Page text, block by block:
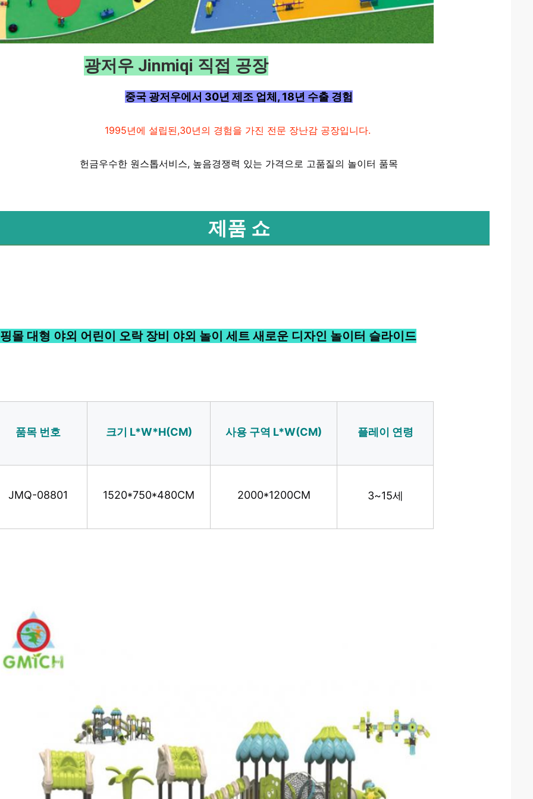
광저우 Jinmiqi 직접 공장
중국 광저우에서 30년 제조 업체, 18년 수출 경험
1995년에 설립된,30년의 경험을 가진 전문 장난감 공장입니다.
헌금우수한 원스톱서비스, ​​높음경쟁력 있는 가격으로 고품질의 놀이터 품목
제품 쇼
몰 대형 야외 어린이 오락 장비 야외 놀이 세트 새로운 디자인 놀이터 슬라이드
품목 번호 크기 L*W*H(CM) 사용 구역 L*W(CM) 플레이 연령
JMQ-08801 1520*750*480CM 2000*1200CM 3~15세